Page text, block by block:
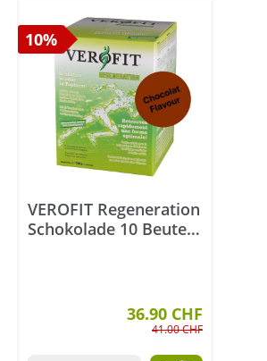
10%
VEROFIT Regeneration
Schokolade 10 Beutel
36.90 CHF
41.00 CHF